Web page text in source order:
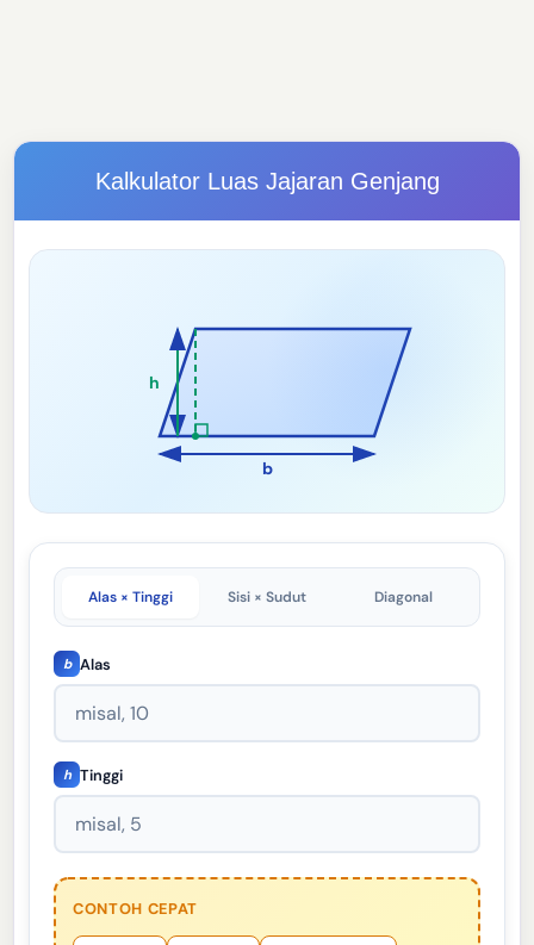
Kalkulator Luas Jajaran Genjang
b
h
Alas × Tinggi Sisi × Sudut Diagonal
b Alas
h Tinggi
CONTOH CEPAT